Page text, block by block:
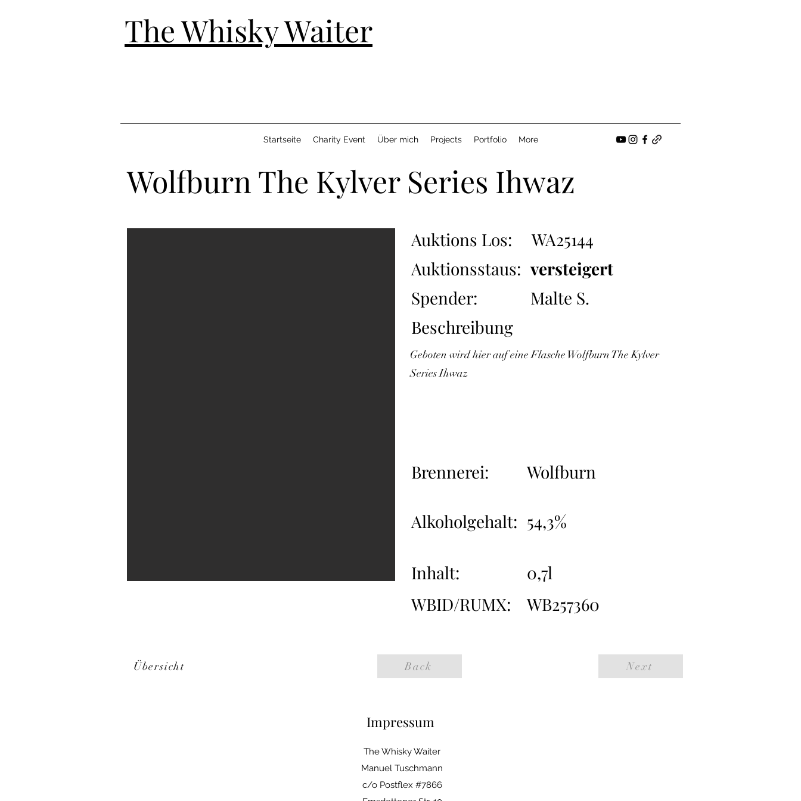
The Whisky Waiter
Startseite Charity Event Über mich Projects Portfolio More
Wolfburn The Kylver Series Ihwaz
Auktions Los:
WA25144
Auktionsstaus: versteigert
Spender:
Malte S.
Beschreibung
Geboten wird hier auf eine Flasche Wolfburn The Kylver
Series Ihwaz
Brennerei: Wolfburn
Alkoholgehalt: 54,3%
Inhalt:
0,7l
WBID/RUMX:
WB257360
Übersicht Back Next
Impressum
The Whisky Waiter
Manuel Tuschmann
c/o Postflex #7866